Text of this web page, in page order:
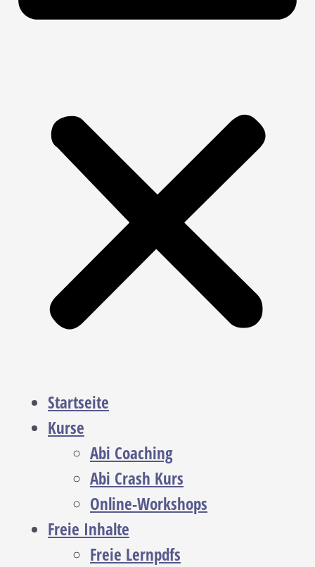
Startseite
Kurse
Abi Coaching
Abi Crash Kurs
Online-Workshops
Freie Inhalte
Freie Lernpdfs